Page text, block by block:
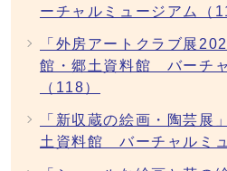
ーチャルミュージアム（
「外房アートクラブ展
館・郷土資料館 バーチ
（118）
「新収蔵の絵画・陶芸展
土資料館 バーチャルミ